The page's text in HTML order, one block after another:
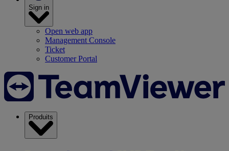
Sign in
Open web app
Management Console
Ticket
Customer Portal
Produits